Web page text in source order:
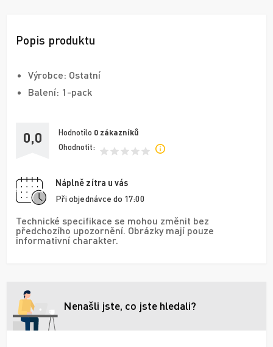
Popis produktu
Výrobce: Ostatní
Balení: 1-pack
0,0 Hodnotilo 0 zákazníků
Ohodnotit:
Náplně zítra u vás
Při objednávce do 17:00
Technické specifikace se mohou změnit bez
předchozího upozornění. Obrázky mají pouze
informativní charakter.
Nenašli jste, co jste hledali?